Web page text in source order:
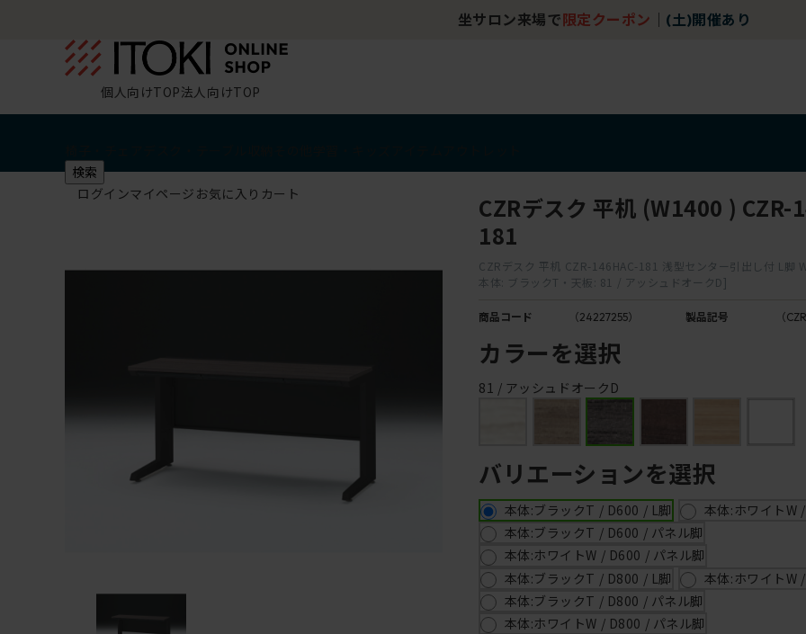
坐サロン来場で 限定クーポン (土)開催あり
個人向けTOP法人向けTOP
検索
ログインマイページ お気に入り カート
CZRデスク 平机 (W1400 ) CZR-
181
CZRデスク 平机 CZR-146HAC-181 浅型センター引出し付 L
本体: ブラックT・天板: 81 / アッシュドオークD]
商品コード （24227255） 製品記号 （
カラーを選択
81 / アッシュドオークD
バリエーションを選択
本体:ブラックT / D600 / L脚
本体:ホワイトW
本体:ブラックT / D600 / パネル脚
本体:ホワイトW / D600 / パネル脚
本体:ブラックT / D800 / L脚
本体:ホワイトW
本体:ブラックT / D800 / パネル脚
本体:ホワイトW / D800 / パネル脚